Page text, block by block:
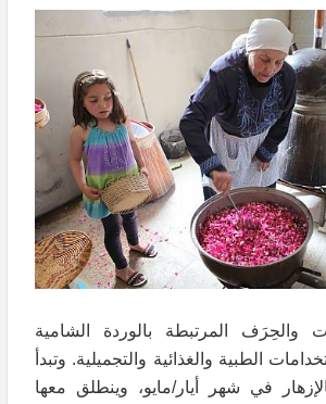
والحِرَف المرتبطة بالوردة الشامية
الطبية والغذائية والتجميلية. وتبدأ
في شهر أيار/مايو، وينطلق معها